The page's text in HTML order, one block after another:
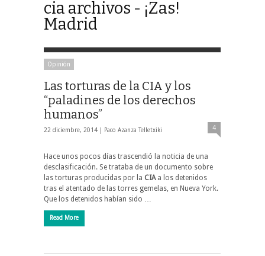
cia archivos - ¡Zas!
Madrid
Opinión
Las torturas de la CIA y los
“paladines de los derechos
humanos”
22 diciembre, 2014 | Paco Azanza Telletxiki 4
Hace unos pocos días trascendió la noticia de una
desclasificación. Se trataba de un documento sobre
las torturas producidas por la CIA a los detenidos
tras el atentado de las torres gemelas, en Nueva York.
Que los detenidos habían sido …
Read More